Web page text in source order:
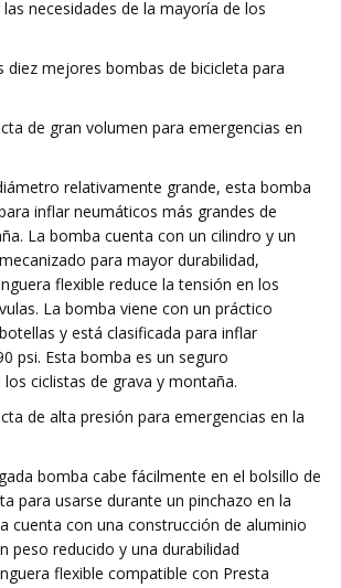
necesidades de la mayoría de los
diez mejores bombas de bicicleta para
de gran volumen para emergencias en
relativamente grande, esta bomba
inflar neumáticos más grandes de
La bomba cuenta con un cilindro y un
para mayor durabilidad,
flexible reduce la tensión en los
La bomba viene con un práctico
y está clasificada para inflar
psi. Esta bomba es un seguro
ciclistas de grava y montaña.
de alta presión para emergencias en la
bomba cabe fácilmente en el bolsillo de
para usarse durante un pinchazo en la
cuenta con una construcción de aluminio
peso reducido y una durabilidad
flexible compatible con Presta